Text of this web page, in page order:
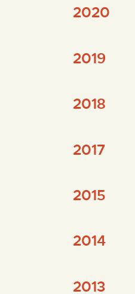
2020
2019
2018
2017
2015
2014
2013